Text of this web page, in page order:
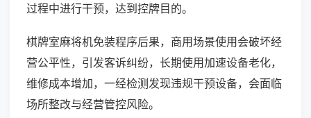
过程中进行干预，达到控牌目的。
棋牌室麻将机免装程序后果，商用场景使用会破坏经
营公平性，引发客诉纠纷，长期使用加速设备老化，
维修成本增加，一经检测发现违规干预设备，会面临
场所整改与经营管控风险。